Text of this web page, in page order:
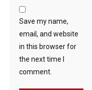
Save my name,
email, and website
in this browser for
the next time I
comment.